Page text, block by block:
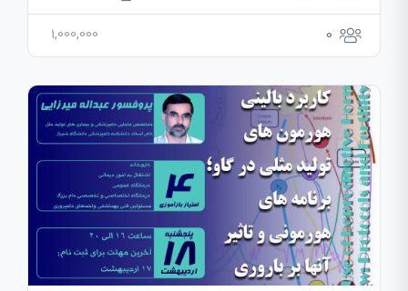
0
1,000,000